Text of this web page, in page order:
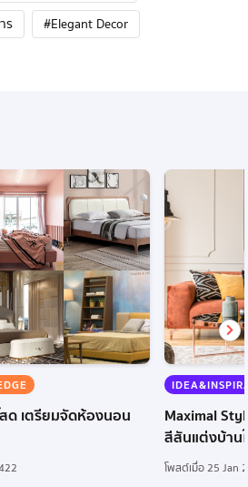
ร #Elegant Decor
ด เตรียมจัดห้องนอน
Maximal
สีสันแต่งบ้าน
โพสต์เมื่อ 25 Jan